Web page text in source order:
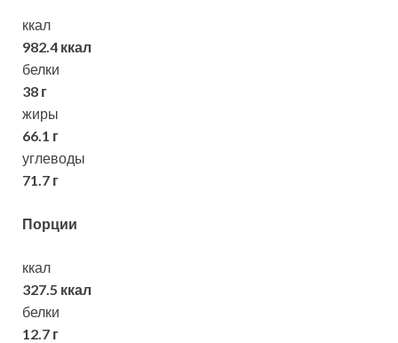
ккал
982.4 ккал
белки
38 г
жиры
66.1 г
углеводы
71.7 г
Порции
ккал
327.5 ккал
белки
12.7 г